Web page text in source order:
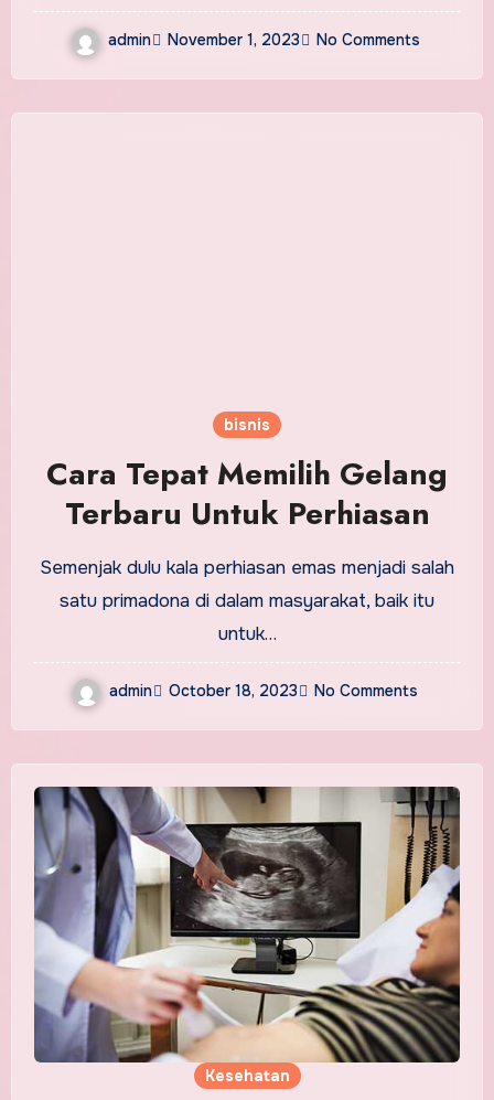
admin November 1, 2023 No Comments
bisnis
Cara Tepat Memilih Gelang
Terbaru Untuk Perhiasan
Semenjak dulu kala perhiasan emas menjadi salah
satu primadona di dalam masyarakat, baik itu
untuk…
admin October 18, 2023 No Comments
Kesehatan